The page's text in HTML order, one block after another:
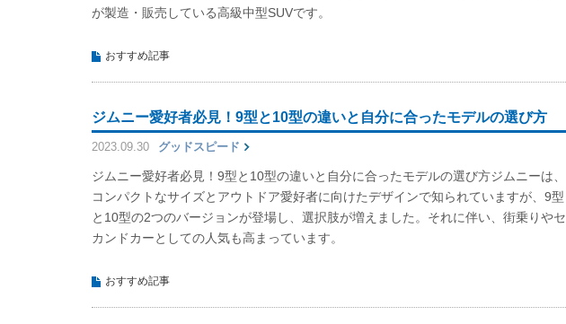
が製造・販売している高級中型SUVです。
おすすめ記事
ジムニー愛好者必見！9型と10型の違いと自分に合ったモデルの選び方
2023.09.30 グッドスピード
ジムニー愛好者必見！9型と10型の違いと自分に合ったモデルの選び方ジムニーは、
コンパクトなサイズとアウトドア愛好者に向けたデザインで知られていますが、9型
と10型の2つのバージョンが登場し、選択肢が増えました。それに伴い、街乗りやセ
カンドカーとしての人気も高まっています。
おすすめ記事